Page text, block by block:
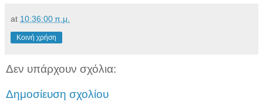
at 10:36:00 π.μ.
Κοινή χρήση
Δεν υπάρχουν σχόλια:
Δημοσίευση σχολίου